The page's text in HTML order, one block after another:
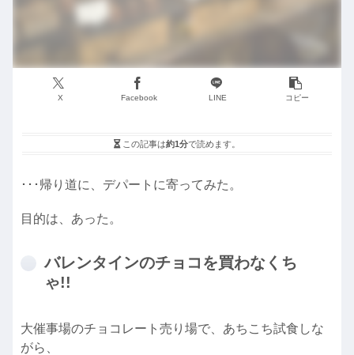
X Facebook LINE コピー
この記事は約1分で読めます。
･･･帰り道に、デパートに寄ってみた。
目的は、あった。
バレンタインのチョコを買わなくち
ゃ!!
大催事場のチョコレート売り場で、あちこち試食しな
がら、